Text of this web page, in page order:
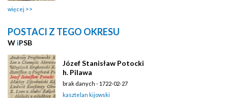
więcej
POSTACI Z TEGO OKRESU
W iPSB
Józef Stanisław Potocki
h. Pilawa
brak danych - 1722-02-27
kasztelan kijowski